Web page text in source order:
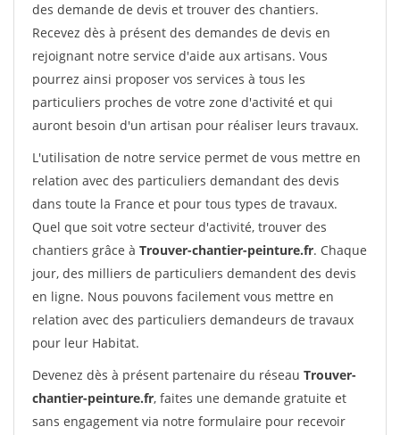
des demande de devis et trouver des chantiers.
Recevez dès à présent des demandes de devis en
rejoignant notre service d'aide aux artisans. Vous
pourrez ainsi proposer vos services à tous les
particuliers proches de votre zone d'activité et qui
auront besoin d'un artisan pour réaliser leurs travaux.
L'utilisation de notre service permet de vous mettre en
relation avec des particuliers demandant des devis
dans toute la France et pour tous types de travaux.
Quel que soit votre secteur d'activité, trouver des
chantiers grâce à Trouver-chantier-peinture.fr. Chaque
jour, des milliers de particuliers demandent des devis
en ligne. Nous pouvons facilement vous mettre en
relation avec des particuliers demandeurs de travaux
pour leur Habitat.
Devenez dès à présent partenaire du réseau Trouver-
chantier-peinture.fr, faites une demande gratuite et
sans engagement via notre formulaire pour recevoir